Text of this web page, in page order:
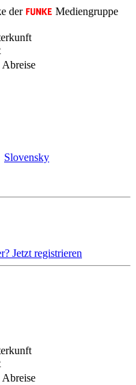
der
Mediengruppe
Slovensky
Jetzt registrieren